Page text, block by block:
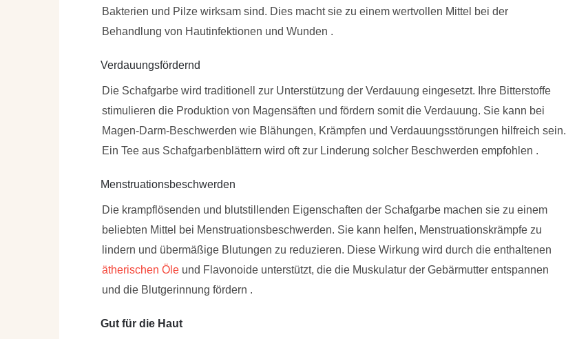
Bakterien und Pilze wirksam sind. Dies macht sie zu einem wertvollen Mittel bei der
Behandlung von Hautinfektionen und Wunden .
Verdauungsfördernd
Die Schafgarbe wird traditionell zur Unterstützung der Verdauung eingesetzt. Ihre Bitterstoffe
stimulieren die Produktion von Magensäften und fördern somit die Verdauung. Sie kann bei
Magen-Darm-Beschwerden wie Blähungen, Krämpfen und Verdauungsstörungen hilfreich sein.
Ein Tee aus Schafgarbenblättern wird oft zur Linderung solcher Beschwerden empfohlen .
Menstruationsbeschwerden
Die krampflösenden und blutstillenden Eigenschaften der Schafgarbe machen sie zu einem
beliebten Mittel bei Menstruationsbeschwerden. Sie kann helfen, Menstruationskrämpfe zu
lindern und übermäßige Blutungen zu reduzieren. Diese Wirkung wird durch die enthaltenen
ätherischen Öle und Flavonoide unterstützt, die die Muskulatur der Gebärmutter entspannen
und die Blutgerinnung fördern .
Gut für die Haut